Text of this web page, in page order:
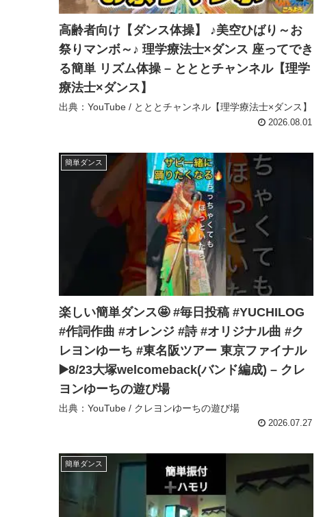
高齢者向け【ダンス体操】 ♪美空ひばり～お
祭りマンボ～♪ 理学療法士×ダンス 座ってでき
る簡単 リズム体操 – とととチャンネル【理学
療法士×ダンス】
出典：YouTube / とととチャンネル【理学療法士×ダンス】
2026.08.01
簡単ダンス
楽しい簡単ダンス🤩 #毎日投稿 #YUCHILOG
#作詞作曲 #オレンジ #詩 #オリジナル曲 #ク
レヨンゆーち #東名阪ツアー 東京ファイナル
▶️8/23大塚welcomeback(バンド編成) – クレ
ヨンゆーちの遊び場
出典：YouTube / クレヨンゆーちの遊び場
2026.07.27
簡単ダンス